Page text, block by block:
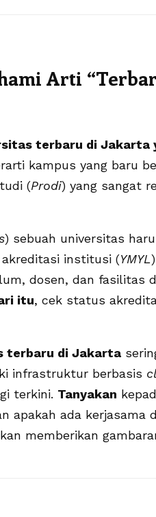
A
Arti
terbaru di Jakarta
kampus yang baru
(Prodi) yang sangat
) sebuah universitas
akreditasi institusi (YMYL
dosen, dan fasilitas
itu, cek status
terbaru di Jakarta
infrastruktur berbasis
terkini. Tanyakan
apakah ada kerjasama
memberikan